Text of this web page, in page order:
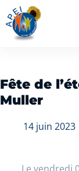
Fête de
Muller
14 juin 2023